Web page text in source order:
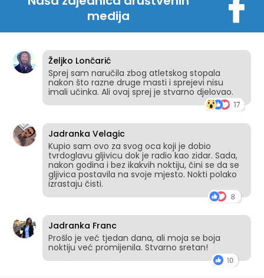
medija
Željko Lončarić
Sprej sam naručila zbog atletskog stopala
nakon što razne druge masti i sprejevi nisu
imali učinka. Ali ovaj sprej je stvarno djelovao.
Jadranka Velagic
Kupio sam ovo za svog oca koji je dobio
tvrdoglavu gljivicu dok je radio kao zidar. Sada,
nakon godina i bez ikakvih noktiju, čini se da se
gljivica postavila na svoje mjesto. Nokti polako
izrastaju čisti.
Jadranka Franc
Prošlo je već tjedan dana, ali moja se boja
noktiju već promijenila. Stvarno sretan!